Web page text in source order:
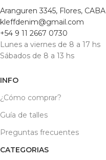
Aranguren 3345, Flores, CABA
kleffdenim@gmail.com
+54 9 11 2667 0730
Lunes a viernes de 8 a 17 hs
Sábados de 8 a 13 hs
INFO
¿Cómo comprar?
Guía de talles
Preguntas frecuentes
CATEGORIAS